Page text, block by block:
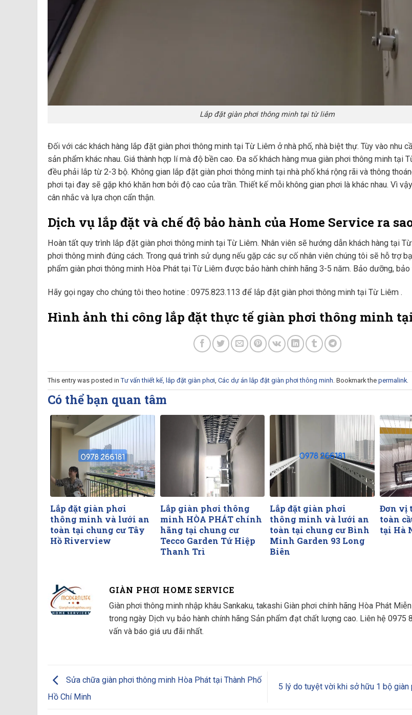
Lắp đặt giàn phơi thông minh tại từ liêm
Đối với các khách hàng lắp đặt giàn phơi thông minh tại Từ Liêm ở nhà phố, nhà biệt thự. Tùy vào nhu
sản phẩm khác nhau. Giá thành hợp lí mà độ bền cao. Đa số khách hàng mua giàn phơi thông minh tại
đều phải lắp từ 2-3 bộ. Không gian lắp đặt giàn phơi thông minh tại nhà phố khá rộng rãi và thông
phơi tại đay sẽ gặp khó khăn hơn bởi độ cao của trần. Thiết kế mỗi không gian phơi là khác nhau. Vì
cân nhắc và lựa chọn cẩn thận.
Dịch vụ lắp đặt và chế độ bảo hành của Home Service ra
Hoàn tất quy trình lắp đặt giàn phơi thông minh tại Từ Liêm. Nhân viên sẽ hướng dẫn khách hàng tại
phơi thông minh đúng cách. Trong quá trình sử dụng nếu gặp các sự cố nhân viên chúng tôi sẽ hỗ trợ
phẩm giàn phơi thông minh Hòa Phát tại Từ Liêm được bảo hành chính hãng 3-5 năm. Bảo dưỡng,
Hãy gọi ngay cho chúng tôi theo hotine : 0975.823.113 để lắp đặt giàn phơi thông minh tại Từ Liêm .
Hình ảnh thi công lắp đặt thực tế giàn phơi thông minh
This entry was posted inTư vấn thiết kế, lắp đặt giàn phơi Các dự án lắp đặt giàn phơi thông minh . Bookmark the permalink
Có thể bạn quan tâm
Lắp đặt giàn phơi
thông minh và lưới an
toàn tại chung cư Tây
Hồ Riverview
Lắp giàn phơi thông
minh HÒA PHÁT chính
hãng tại chung cư
Tecco Garden Tứ Hiệp
Thanh Trì
Lắp đặt giàn phơi
thông minh và lưới an
toàn tại chung cư Bình
Minh Garden 93 Long
Biên
Đơn vị
toàn
tại Hà
GIÀN PHƠI HOME SERVICE
Giàn phơi thông minh nhập khâu Sankaku, takashi Giàn phơi chính hãng Hòa Phát
trong ngày Dịch vụ bảo hành chính hãng Sản phẩm đạt chất lượng cao. Liên hệ 0975
vấn và báo giá ưu đãi nhất.
Sửa chữa giàn phơi thông minh Hòa Phát tại Thành Phố
Hồ Chí Minh
5 lý do tuyệt vời khi sở hữu 1 bộ giàn